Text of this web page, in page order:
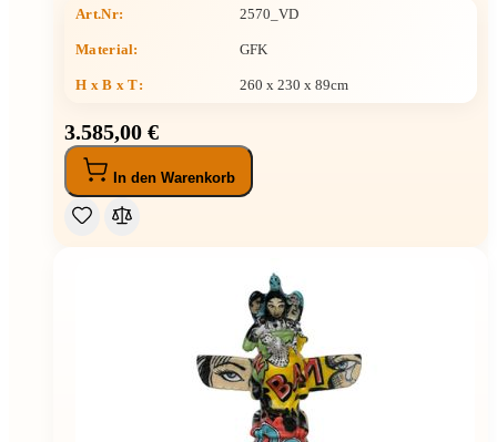
Art.Nr: 2570_VD
Material: GFK
H x B x T: 260 x 230 x 89cm
3.585,00 €
In den Warenkorb